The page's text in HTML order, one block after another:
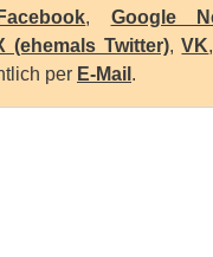
Facebook, Google
(ehemals Twitter),VK,
per E-Mail .